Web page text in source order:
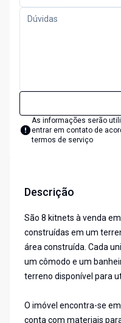
As informações serão
entrar em contato de
termos de serviço
Descrição
São 8 kitnets à venda
construídas em um
área construída. Cada
um cômodo e um
terreno disponível para
O imóvel encontra-se
conta com materiais